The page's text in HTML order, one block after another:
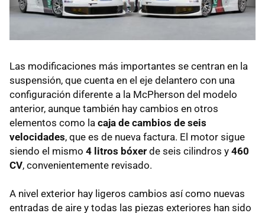
Las modificaciones más importantes se centran en la
suspensión, que cuenta en el eje delantero con una
configuración diferente a la McPherson del modelo
anterior, aunque también hay cambios en otros
elementos como la caja de cambios de seis
velocidades, que es de nueva factura. El motor sigue
siendo el mismo 4 litros bóxer de seis cilindros y 460
CV, convenientemente revisado.
A nivel exterior hay ligeros cambios así como nuevas
entradas de aire y todas las piezas exteriores han sido